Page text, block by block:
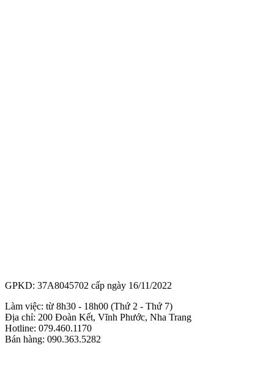
GPKD: 37A8045702 cấp ngày 16/11/2022
Làm việc: từ 8h30 - 18h00 (Thứ 2 - Thứ 7)
Địa chỉ: 200 Đoàn Kết, Vĩnh Phước, Nha Trang
Hotline: 079.460.1170
Bán hàng: 090.363.5282